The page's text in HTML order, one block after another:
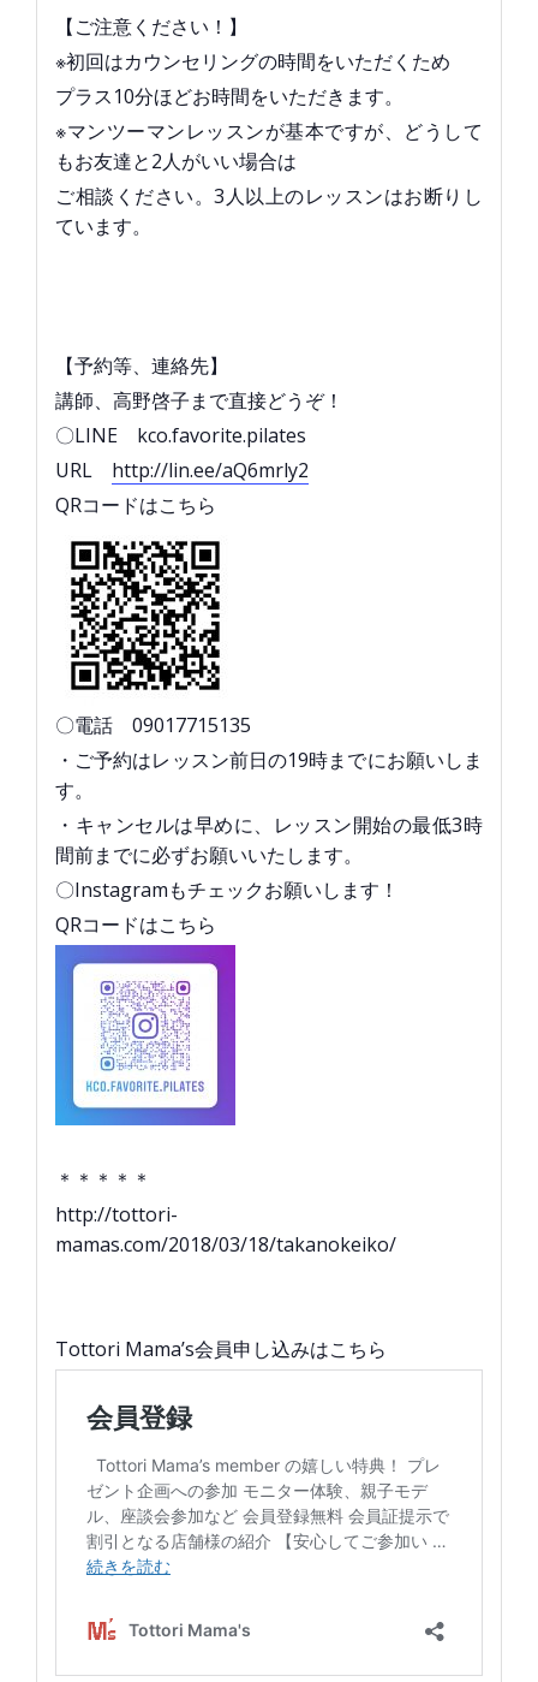
【ご注意ください！】
※初回はカウンセリングの時間をいただくため
プラス10分ほどお時間をいただきます。
※マンツーマンレッスンが基本ですが、どうして
もお友達と2人がいい場合は
ご相談ください。3人以上のレッスンはお断りし
ています。
【予約等、連絡先】
講師、高野啓子まで直接どうぞ！
〇LINE kco.favorite.pilates
URL http://lin.ee/aQ6mrly2
QRコードはこちら
〇電話 09017715135
・ご予約はレッスン前日の19時までにお願いしま
す。
・キャンセルは早めに、レッスン開始の最低3時
間前までに必ずお願いいたします。
〇Instagramもチェックお願いします！
QRコードはこちら
＊＊＊＊＊
http://tottori-
mamas.com/2018/03/18/takanokeiko/
Tottori Mama’s会員申し込みはこちら